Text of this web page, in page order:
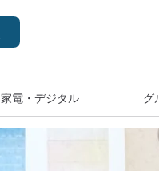
家電・デジタル グ